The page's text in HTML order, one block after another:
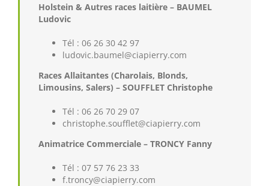
Holstein & Autres races laitière – BAUMEL
Ludovic
Tél : 06 26 30 42 97
ludovic.baumel@ciapierry.com
Races Allaitantes (Charolais, Blonds,
Limousins, Salers) – SOUFFLET Christophe
Tél : 06 26 70 29 07
christophe.soufflet@ciapierry.com
Animatrice Commerciale – TRONCY Fanny
Tél : 07 57 76 23 33
f.troncy@ciapierry.com